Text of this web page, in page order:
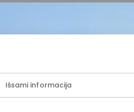
Išsami informacija
mūsų